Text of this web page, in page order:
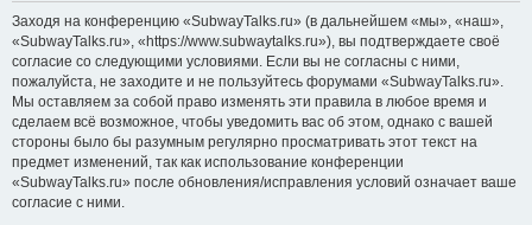
Заходя на конференцию «SubwayTalks.ru» (в дальнейшем «мы», «наш»,
«SubwayTalks.ru», «https://www.subwaytalks.ru»), вы подтверждаете своё
согласие со следующими условиями. Если вы не согласны с ними,
пожалуйста, не заходите и не пользуйтесь форумами «SubwayTalks.ru».
Мы оставляем за собой право изменять эти правила в любое время и
сделаем всё возможное, чтобы уведомить вас об этом, однако с вашей
стороны было бы разумным регулярно просматривать этот текст на
предмет изменений, так как использование конференции
«SubwayTalks.ru» после обновления/исправления условий означает ваше
согласие с ними.